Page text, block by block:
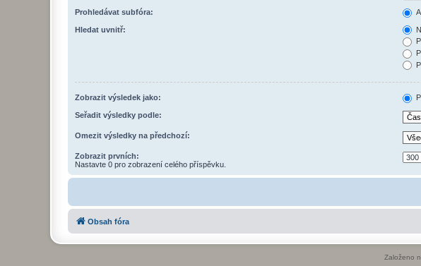
Prohledávat subfóra:
Hledat uvnitř:
Zobrazit výsledek jako:
Seřadit výsledky podle:
Omezit výsledky na předchozí:
Zobrazit prvních:
Nastavte 0 pro zobrazení celého příspěvku.
Obsah fóra
Založeno